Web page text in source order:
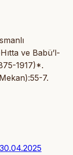
ve Babü’l-
1917)*.
7.